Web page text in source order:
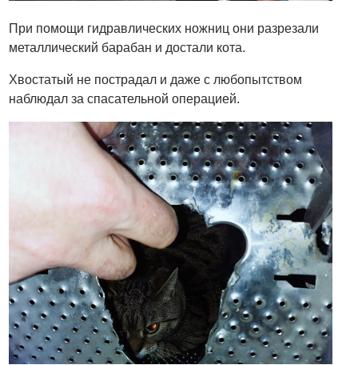
При помощи гидравлических ножниц они разрезали
металлический барабан и достали кота.
Хвостатый не пострадал и даже с любопытством
наблюдал за спасательной операцией.